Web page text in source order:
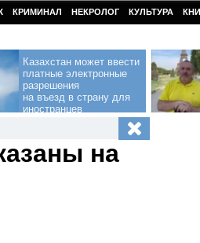
КРИМИНАЛ НЕКРОЛОГ КУЛЬТУРА
Казахстан может ввести
платные электронные
разрешения
на въезд в страну для
иностранцев
на